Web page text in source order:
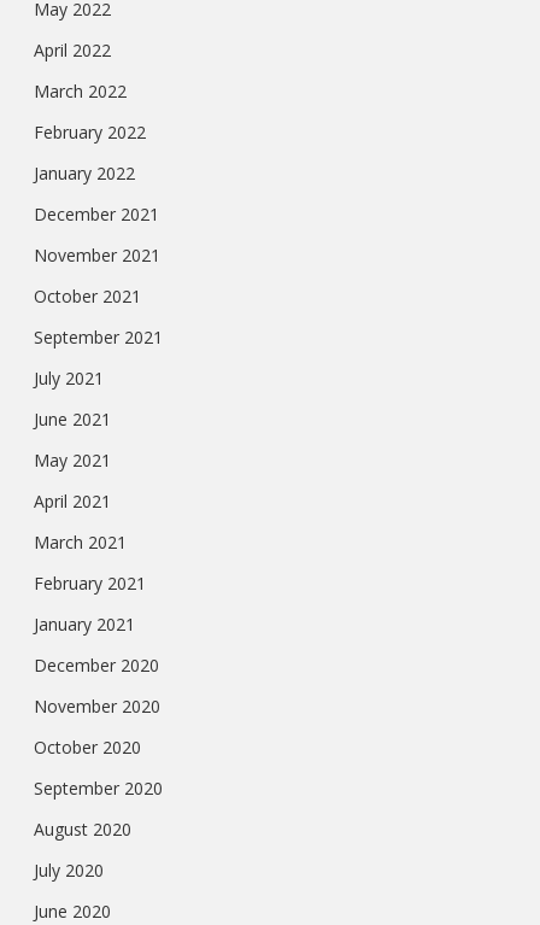
May 2022
April 2022
March 2022
February 2022
January 2022
December 2021
November 2021
October 2021
September 2021
July 2021
June 2021
May 2021
April 2021
March 2021
February 2021
January 2021
December 2020
November 2020
October 2020
September 2020
August 2020
July 2020
June 2020